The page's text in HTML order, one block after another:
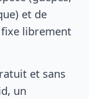
et de
librement
et sans
un